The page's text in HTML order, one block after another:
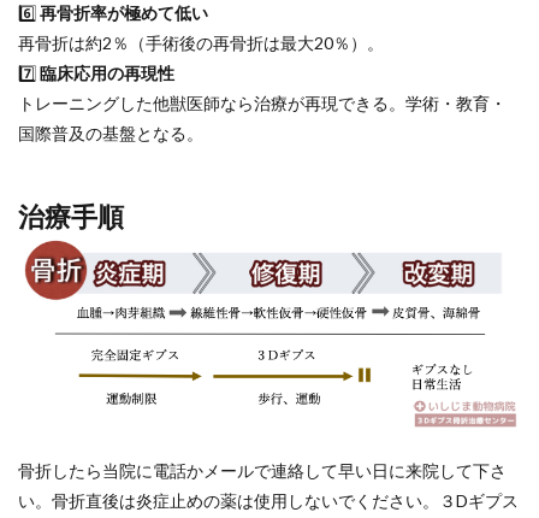
6️⃣ 再骨折率が極めて低い
再骨折は約2％（手術後の再骨折は最大20％）。
7️⃣ 臨床応用の再現性
トレーニングした他獣医師なら治療が再現できる。学術・教育・
国際普及の基盤となる。
治療手順
骨折したら当院に電話かメールで連絡して早い日に来院して下さ
い。骨折直後は炎症止めの薬は使用しないでください。３Dギプス